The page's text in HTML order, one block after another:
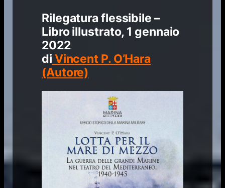
Rilegatura flessibile –
Libro illustrato, 1 gennaio
2022
di Vincent P. O’Hara
(Autore)